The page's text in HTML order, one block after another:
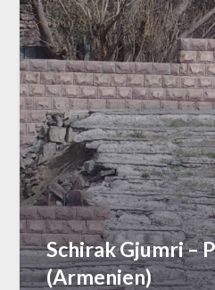
Schirak Gjumri –
(Armenien)